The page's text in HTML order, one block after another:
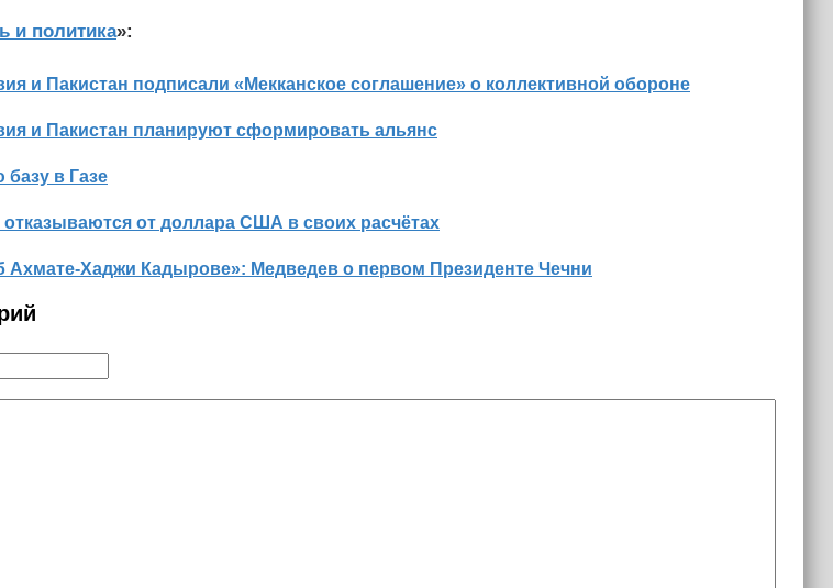
и политика»:
и Пакистан подписали «Мекканское соглашение» о коллективной обороне
и Пакистан планируют сформировать альянс
в Газе
от доллара США в своих расчётах
Хаджи Кадырове»: Медведев о первом Президенте Чечни